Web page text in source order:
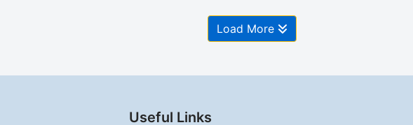
Load More
Useful Links